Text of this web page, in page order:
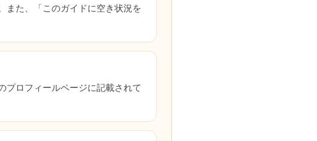
また、「このガイドに空き状況を
プロフィールページに記載されて